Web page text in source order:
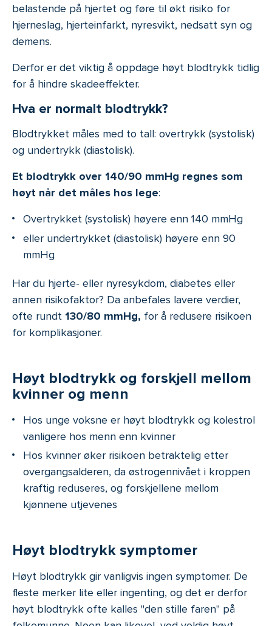
belastende på hjertet og føre til økt risiko for
hjerneslag, hjerteinfarkt, nyresvikt, nedsatt syn og
demens.
Derfor er det viktig å oppdage høyt blodtrykk tidlig
for å hindre skadeeffekter.
Hva er normalt blodtrykk?
Blodtrykket måles med to tall: overtrykk (systolisk)
og undertrykk (diastolisk).
Et blodtrykk over 140/90 mmHg regnes som
høyt når det måles hos lege:
Overtrykket (systolisk) høyere enn 140 mmHg
eller undertrykket (diastolisk) høyere enn 90
mmHg
Har du hjerte- eller nyresykdom, diabetes eller
annen risikofaktor? Da anbefales lavere verdier,
ofte rundt 130/80 mmHg, for å redusere risikoen
for komplikasjoner.
Høyt blodtrykk og forskjell mellom
kvinner og menn
Hos unge voksne er høyt blodtrykk og kolestrol
vanligere hos menn enn kvinner
Hos kvinner øker risikoen betraktelig etter
overgangsalderen, da østrogennivået i kroppen
kraftig reduseres, og forskjellene mellom
kjønnene utjevenes
Høyt blodtrykk symptomer
Høyt blodtrykk gir vanligvis ingen symptomer. De
fleste merker lite eller ingenting, og det er derfor
høyt blodtrykk ofte kalles "den stille faren" på